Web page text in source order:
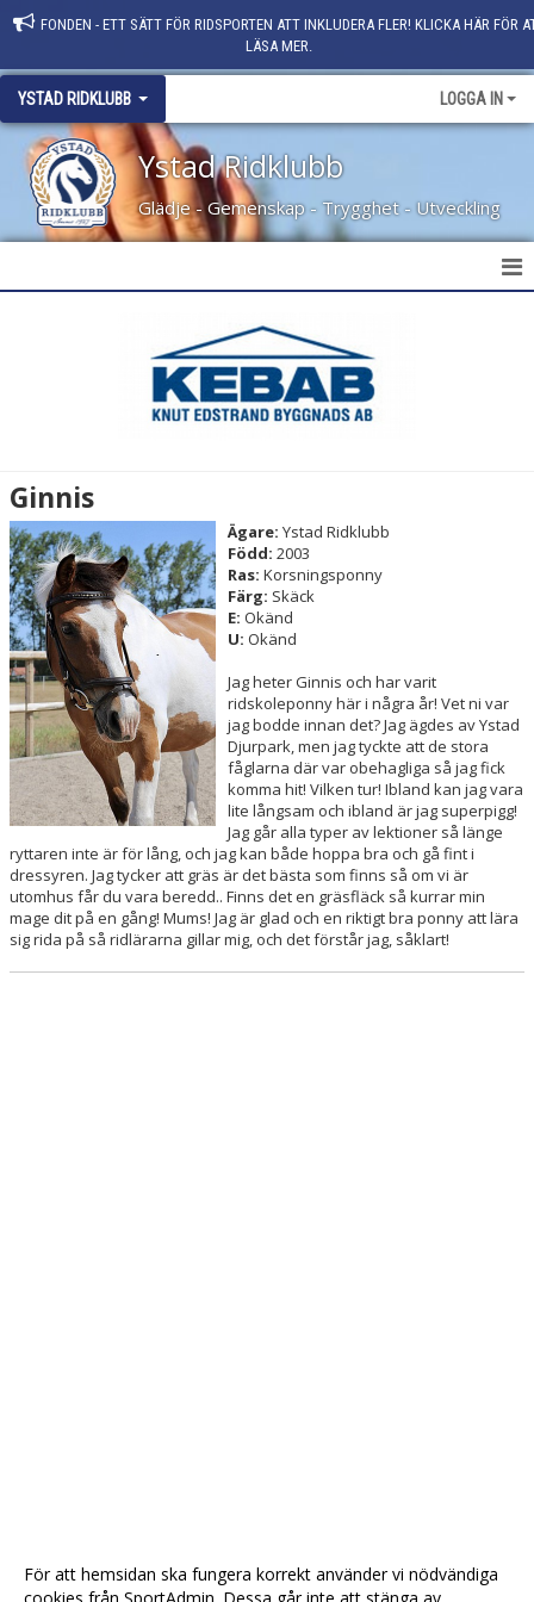
FONDEN - ETT SÄTT FÖR RIDSPORTEN ATT INKLUDERA FLER! KLICKA HÄR FÖR
LÄSA MER.
YSTAD RIDKLUBB LOGGA IN
Ystad Ridklubb
Glädje - Gemenskap - Trygghet - Utveckling
PERSONAL
HÄSTAR
ANASTACIA
RONJA
HIDRAS
DEMIR
DIAGO
GINNIS
Ginnis
Ägare: Ystad Ridklubb
Född: 2003
Ras: Korsningsponny
Färg: Skäck
E: Okänd
U: Okänd
Jag heter Ginnis och har varit
ridskoleponny här i några år! Vet ni var
jag bodde innan det? Jag ägdes av Ystad
Djurpark, men jag tyckte att de stora
fåglarna där var obehagliga så jag fick
komma hit! Vilken tur! Ibland kan jag vara
lite långsam och ibland är jag superpigg!
Jag går alla typer av lektioner så länge
ryttaren inte är för lång, och jag kan både hoppa bra och gå fint i
dressyren. Jag tycker att gräs är det bästa som finns så om vi är
utomhus får du vara beredd.. Finns det en gräsfläck så kurrar min
mage dit på en gång! Mums! Jag är glad och en riktigt bra ponny att lära
sig rida på så ridlärarna gillar mig, och det förstår jag, såklart!
För att hemsidan ska fungera korrekt använder vi nödvändiga